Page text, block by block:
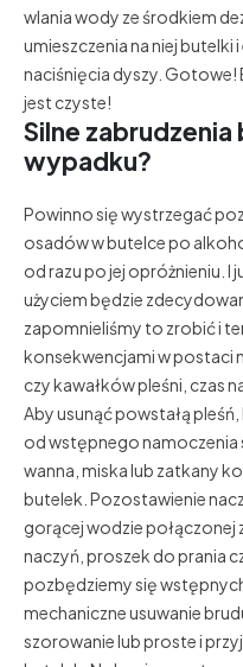
wlania wody ze środkiem
umieszczenia na niej
naciśnięcia dyszy. Gotowe!
jest czyste!
Silne
wypadku?
Powinno się wystrzegać
osadów w butelce po
od razu po jej opróżnieniu. I
użyciem będzie
zapomnieliśmy to zrobić i
konsekwencjami w postaci
czy kawałków pleśni, czas
Aby usunąć powstałą
od wstępnego namoczenia
wanna, miska lub zatkany
butelek. Pozostawienie
gorącej wodzie połączonej
naczyń, proszek do prania
pozbędziemy się
mechaniczne usuwanie
szorowanie lub proste i